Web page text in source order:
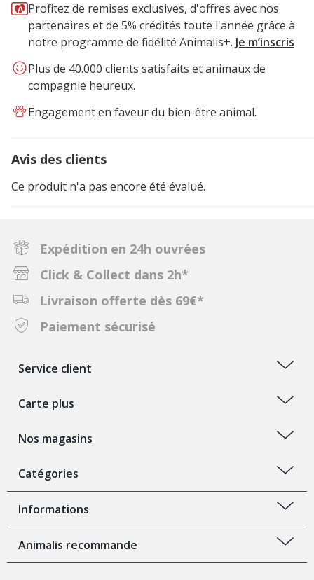
Profitez de remises exclusives, d'offres avec nos
partenaires et de 5% crédités toute l'année grâce à
notre programme de fidélité Animalis+. Je m’inscris
Plus de 40.000 clients satisfaits et animaux de
compagnie heureux.
Engagement en faveur du bien-être animal.
Avis des clients
Ce produit n'a pas encore été évalué.
Expédition en 24h ouvrées
Click & Collect dans 2h*
Livraison offerte dès 69€*
Paiement sécurisé
Service client
Carte plus
Nos magasins
Catégories
Informations
Animalis recommande